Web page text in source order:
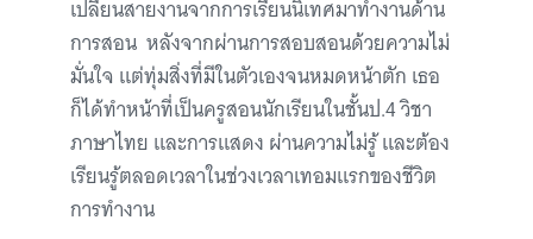
เปลี่ยนสายงานจากการเรียนนิเทศมาทำงานด้าน
การสอน หลังจากผ่านการสอบสอนด้วยความไม่
มั่นใจ แต่ทุ่มสิ่งที่มีในตัวเองจนหมดหน้าตัก เธอ
ก็ได้ทำหน้าที่เป็นครูสอนนักเรียนในชั้นป.4 วิชา
ภาษาไทย และการแสดง ผ่านความไม่รู้ และต้อง
เรียนรู้ตลอดเวลาในช่วงเวลาเทอมแรกของชีวิต
การทำงาน